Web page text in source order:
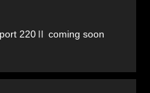
Lotus Elise sport 220Ⅱ coming soon